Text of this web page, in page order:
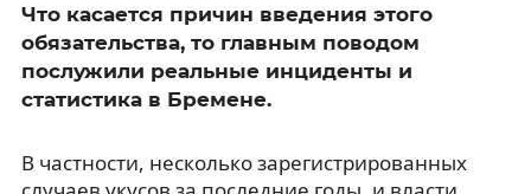
Что касается причин введения этого
обязательства, то главным поводом
послужили реальные инциденты и
статистика в Бремене.
В частности, несколько зарегистрированных